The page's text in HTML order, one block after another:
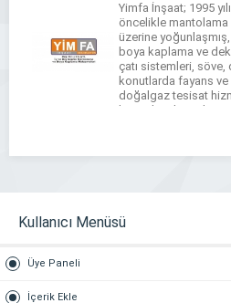
Yimfa İnşaat; 1995
öncelikle mantolama
üzerine
boya kaplama ve
çatı sistemleri,
konutlarda fayans
doğalgaz tesisat
katarak yoluna
Kullanıcı Menüsü
Üye Paneli
İçerik Ekle